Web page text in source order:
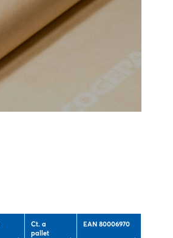
Ct. a
pallet
EAN 80006970